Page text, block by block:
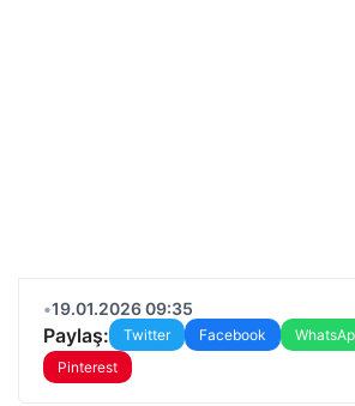
•19.01.2026 09:35
Paylaş: Twitter Facebook
Pinterest